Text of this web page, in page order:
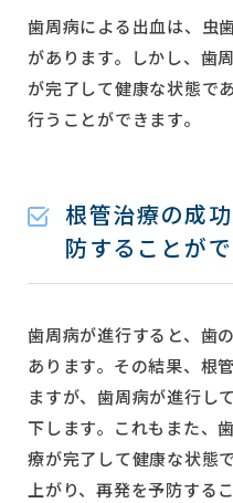
歯周病による出血は、虫
があります。しかし、歯
が完了して健康な状態で
行うことができます。
根管治療の成
防することが
歯周病が進行すると、歯
あります。その結果、根
ますが、歯周病が進行し
下します。これもまた、
療が完了して健康な状態
上がり、再発を予防する